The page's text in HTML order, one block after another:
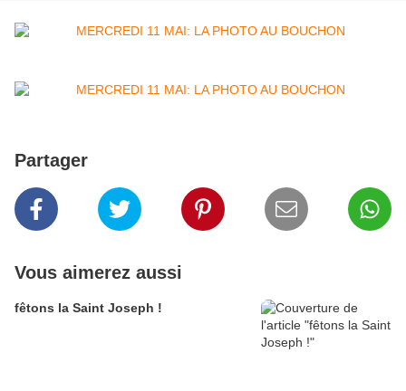
Partager
Vous aimerez aussi
fêtons la Saint Joseph !